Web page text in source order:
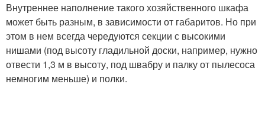
Внутреннее наполнение такого хозяйственного шкафа
может быть разным, в зависимости от габаритов. Но при
этом в нем всегда чередуются секции с высокими
нишами (под высоту гладильной доски, например, нужно
отвести 1,3 м в высоту, под швабру и палку от пылесоса
немногим меньше) и полки.